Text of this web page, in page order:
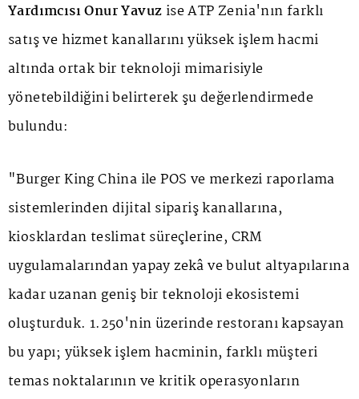
Yardımcısı Onur Yavuz ise ATP Zenia'nın farklı
satış ve hizmet kanallarını yüksek işlem hacmi
altında ortak bir teknoloji mimarisiyle
yönetebildiğini belirterek şu değerlendirmede
bulundu:
"Burger King China ile POS ve merkezi raporlama
sistemlerinden dijital sipariş kanallarına,
kiosklardan teslimat süreçlerine, CRM
uygulamalarından yapay zekâ ve bulut altyapılarına
kadar uzanan geniş bir teknoloji ekosistemi
oluşturduk. 1.250'nin üzerinde restoranı kapsayan
bu yapı; yüksek işlem hacminin, farklı müşteri
temas noktalarının ve kritik operasyonların